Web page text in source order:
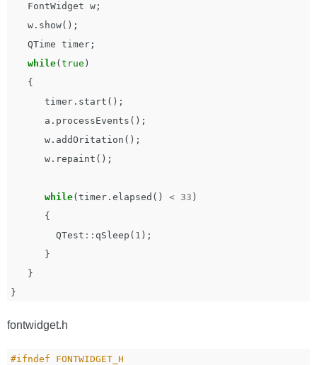
FontWidget w ;
w . show();
QTime timer ;
while( true )
{
timer . start ();
a . processEvents ();
w . addOritation ();
w . repaint ();
while( timer . elapsed () < 33 )
{
QTest :: qSleep ( 1 );
}
}
}
fontwidget.h
#ifndef FONTWIDGET_H